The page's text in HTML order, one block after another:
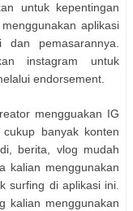
untuk kepentingan
aplikasi
dan pemasarannya.
instagram untuk
endorsement.
mengguakan IG
banyak konten
berita, vlog mudah
kalian menggunakan
surfing di aplikasi ini.
kalian menggunakan